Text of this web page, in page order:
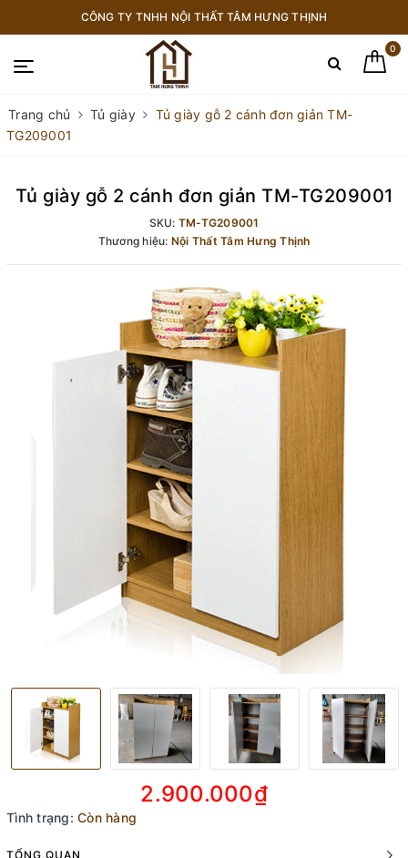
CÔNG TY TNHH NỘI THẤT TÂM HƯNG THỊNH
0
Trang chủ Tủ giày
Tủ giày gỗ 2 cánh đơn giản TM-
TG209001
Tủ giày gỗ 2 cánh đơn giản TM-TG209001
SKU: TM-TG209001
Thương hiệu: Nội Thất Tâm Hưng Thịnh
2.900.000₫
Tình trạng: Còn hàng
TỔNG QUAN